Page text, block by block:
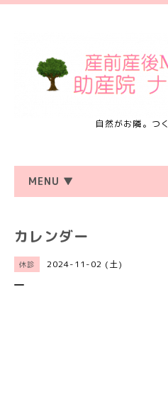
自然がお隣。つ
MENU ▼
カレンダー
休診 2024-11-02 (土)
―